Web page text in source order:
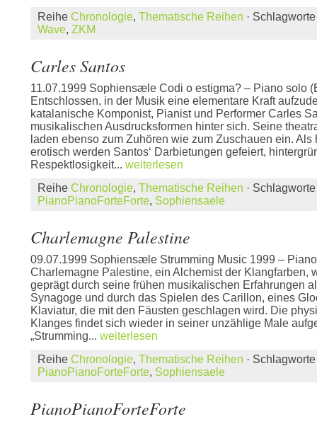
Reihe Chronologie, Thematische Reihen ·
Wave, ZKM
Carles Santos
11.07.1999 Sophiensæle Codi o estigma? – Piano solo
Entschlossen, in der Musik eine elementare Kraft
katalanische Komponist, Pianist und Performer Carles
musikalischen Ausdrucksformen hinter sich. Seine
laden ebenso zum Zuhören wie zum Zuschauen ein.
erotisch werden Santos‘ Darbietungen gefeiert,
Respektlosigkeit... weiterlesen
Reihe Chronologie, Thematische Reihen ·
PianoPianoForteForte, Sophiensaele
Charlemagne Palestine
09.07.1999 Sophiensæle Strumming Music 1999 –
Charlemagne Palestine, ein Alchemist der Klangfarben,
geprägt durch seine frühen musikalischen Erfahrungen
Synagoge und durch das Spielen des Carillon, eines
Klaviatur, die mit den Fäusten geschlagen wird. Die
Klanges findet sich wieder in seiner unzählige Male
„Strumming... weiterlesen
Reihe Chronologie, Thematische Reihen ·
PianoPianoForteForte, Sophiensaele
PianoPianoForteForte